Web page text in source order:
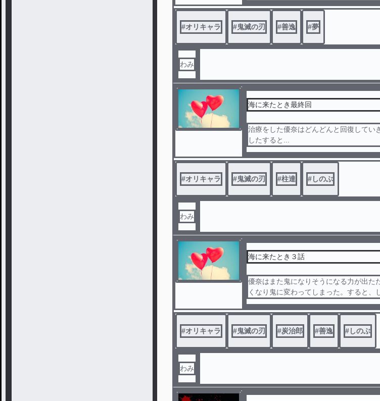
#オリキャラ #鬼滅の刃 #善逸 #夢
わみ
海に来たとき最終回
治療をした優奈はどんどんと回復してい
したすると...
#オリキャラ #鬼滅の刃 #柱達 #しのぶ
わみ
海に来たとき３話
優奈はまた鬼になりそうになる力が出た
くなり鬼に変わってしまった。すると、
#オリキャラ #鬼滅の刃 #炭治郎 #善逸 #しのぶ
わみ